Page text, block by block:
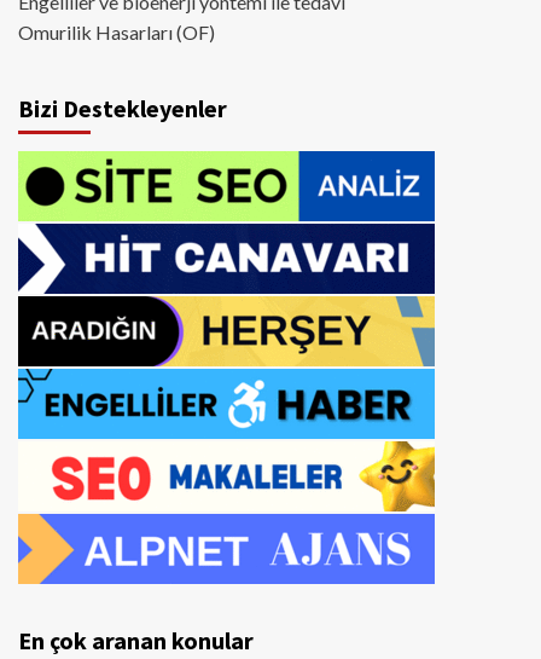
Omurilik Hasarları (OF)
Bizi Destekleyenler
En çok aranan konular